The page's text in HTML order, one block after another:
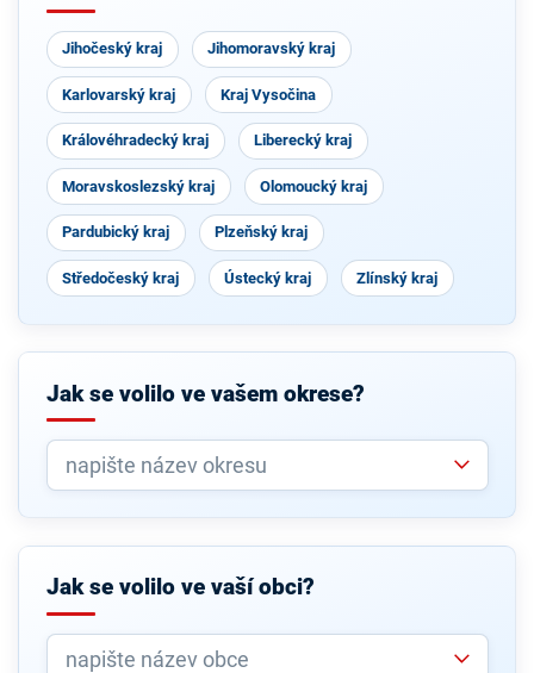
VÝCHODO
ČEŠI
Jihočeský kraj Jihomoravský kraj
Karlovarský kraj Kraj Vysočina
Královéhradecký kraj Liberecký kraj
Moravskoslezský kraj Olomoucký kraj
Pardubický kraj Plzeňský kraj
Středočeský kraj Ústecký kraj Zlínský kraj
Jak se volilo ve vašem okrese?
Jak se volilo ve vaší obci?